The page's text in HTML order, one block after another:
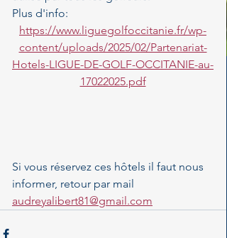
Plus d'info:
https://www.liguegolfoccitanie.fr/wp-
content/uploads/2025/02/Partenariat-
Hotels-LIGUE-DE-GOLF-OCCITANIE-au-
17022025.pdf
Si vous réservez ces hôtels il faut nous
informer, retour par mail
audreyalibert81@gmail.com